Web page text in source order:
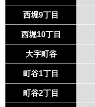
西堀9丁目
西堀10丁目
大字町谷
町谷1丁目
町谷2丁目